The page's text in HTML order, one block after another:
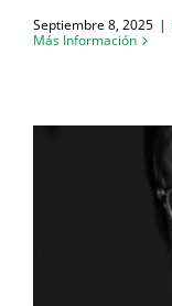
Septiembre 8, 2025 |
Más Información